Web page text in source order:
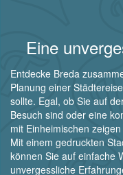
Eine
Entdecke Breda
Planung einer
sollte. Egal, ob Sie auf
Besuch sind oder eine
mit Einheimischen
Mit einem gedruckten
können Sie auf einfache
unvergessliche